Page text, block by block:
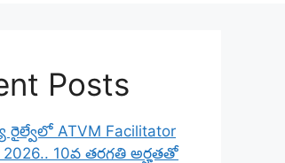
Posts
రైల్వేలో ATVM Facilitator
10వ తరగతి అర్హతతో